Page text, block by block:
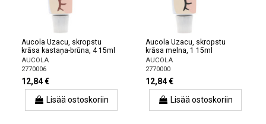
Aucola Uzacu, skropstu
krāsa kastaņa-brūna, 4 15ml
AUCOLA
2770006
12,84 €
Lisää ostoskoriin
Aucola Uzacu, skropstu
krāsa melna, 1 15ml
AUCOLA
2770000
12,84 €
Lisää ostoskoriin